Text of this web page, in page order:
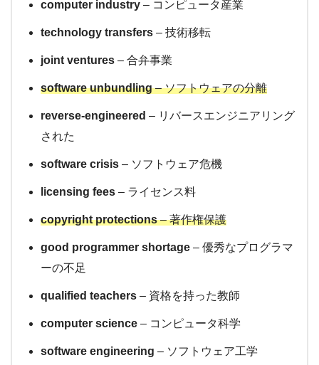
computer industry – コンピュータ産業
technology transfers – 技術移転
joint ventures – 合弁事業
software unbundling– ソフトウェアの分離
reverse-engineered – リバースエンジニアリング
された
software crisis – ソフトウェア危機
licensing fees – ライセンス料
copyright protections– 著作権保護
good programmer shortage – 優秀なプログラマ
ーの不足
qualified teachers – 資格を持った教師
computer science – コンピュータ科学
software engineering – ソフトウェア工学